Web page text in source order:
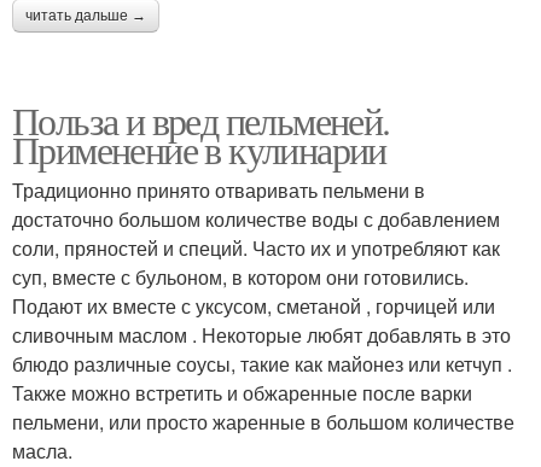
читать дальше →
Польза и вред пельменей.
Применение в кулинарии
Традиционно принято отваривать пельмени в
достаточно большом количестве воды с добавлением
соли, пряностей и специй. Часто их и употребляют как
суп, вместе с бульоном, в котором они готовились.
Подают их вместе с уксусом, сметаной , горчицей или
сливочным маслом . Некоторые любят добавлять в это
блюдо различные соусы, такие как майонез или кетчуп .
Также можно встретить и обжаренные после варки
пельмени, или просто жаренные в большом количестве
масла.